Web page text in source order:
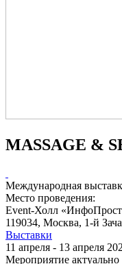
MASSAGE &
Международная
Место проведения:
Event-Холл
119034, Москва, 1-й
Выставки
11 апреля - 13 апреля
Мероприятие актуально